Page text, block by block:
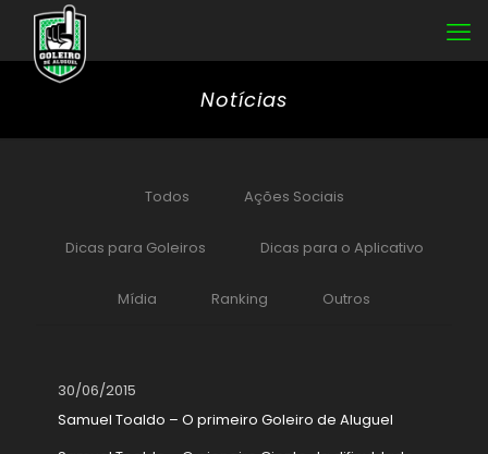
Notícias
Todos Ações Sociais
Dicas para Goleiros Dicas para o Aplicativo
Mídia Ranking Outros
30/06/2015
Samuel Toaldo – O primeiro Goleiro de Aluguel